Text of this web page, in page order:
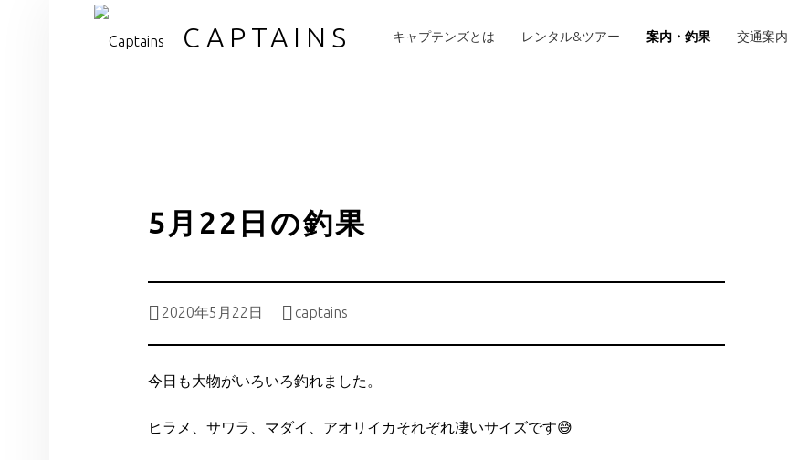
CAPTAINS キャプテンズとは レンタル&ツアー 案内・釣果 交通案内
5月22日の釣果
2020年5月22日
captains
今日も大物がいろいろ釣れました。
ヒラメ、サワラ、マダイ、アオリイカそれぞれ凄いサイズです😅